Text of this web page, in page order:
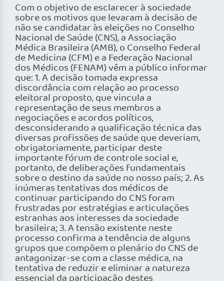
Com o objetivo de esclarecer à sociedade
sobre os motivos que levaram à decisão de
não se candidatar às eleições no Conselho
Nacional de Saúde (CNS), a Associação
Médica Brasileira (AMB), o Conselho Federal
de Medicina (CFM) e a Federação Nacional
dos Médicos (FENAM) vêm a público informar
que: 1. A decisão tomada expressa
discordância com relação ao processo
eleitoral proposto, que vincula a
representação de seus membros a
negociações e acordos políticos,
desconsiderando a qualificação técnica das
diversas profissões de saúde que deveriam,
obrigatoriamente, participar deste
importante fórum de controle social e,
portanto, de deliberações fundamentais
sobre o destino da saúde no nosso país; 2. As
inúmeras tentativas dos médicos de
continuar participando do CNS foram
frustradas por estratégias e articulações
estranhas aos interesses da sociedade
brasileira; 3. A tensão existente neste
processo confirma a tendência de alguns
grupos que compõem o plenário do CNS de
antagonizar-se com a classe médica, na
tentativa de reduzir e eliminar a natureza